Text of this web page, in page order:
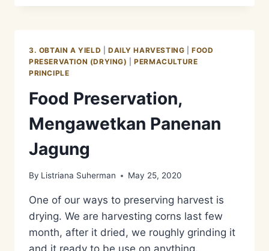
PERMANENT
KETAHANAN
PANGAN
BENIH
=
SUSTAINABILITY
3. OBTAIN A YIELD DAILY HARVESTING |FOOD
PRESERVATION (DRYING) |PERMACULTURE
PRINCIPLE
Food Preservation,
Mengawetkan Panenan
Jagung
By Listriana Suherman May 25, 2020
One of our ways to preserving harvest is
drying. We are harvesting corns last few
month, after it dried, we roughly grinding it